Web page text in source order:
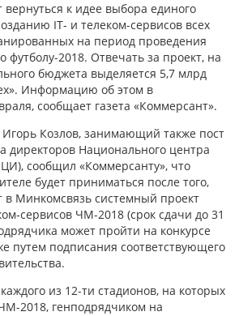
к идее выбора единого
IT- и телеком-сервисов всех
на период проведения
2018. Отвечать за проект, на
бюджета выделяется 5,7 млрд
Информацию об этом в
сообщает газета «Коммерсант».
Козлов, занимающий также пост
директоров Национального центра
сообщил «Коммерсанту», что
будет приниматься после того,
в Минкомсвязь системный проект
сервисов ЧМ-2018 (срок сдачи до 31
может пройти на конкурсе
путем подписания соответствующего
из 12-ти стадионов, на которых
2018, генподрядчиком на